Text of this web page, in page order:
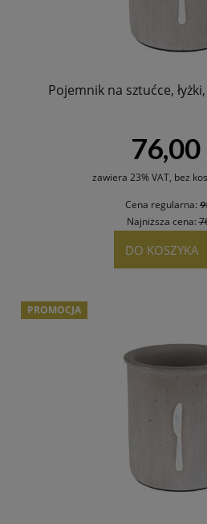
Pojemnik na sztućce,
76,00
zawiera 23% VAT, bez
Cena regularna:
Najniższa cena:
DO KOSZYKA
PROMOCJA